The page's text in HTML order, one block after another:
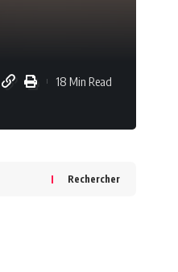
18 Min Read
Rechercher